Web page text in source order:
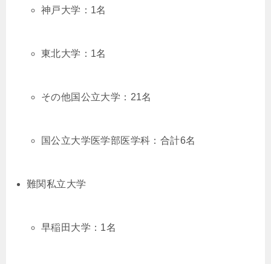
神戸大学：1名
東北大学：1名
その他国公立大学：21名
国公立大学医学部医学科：合計6名
難関私立大学
早稲田大学：1名